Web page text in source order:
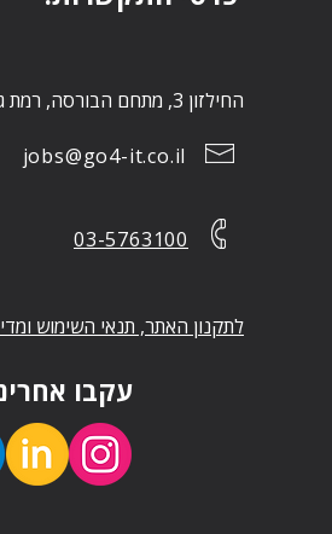
החילזון 3, מתחם הבורסה, רמת גן 5252267
jobs@go4-it.co.il
03-5763100
לתקנון האתר, תנאי השימוש
עקבו